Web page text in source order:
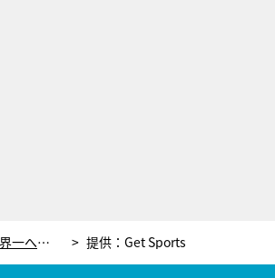
宇野昌磨“失敗しない4回転”で初の世界一へ！最強国ロシアは15歳の天才少女に注目【GPファイナル直前特集】 提供：Get Sports